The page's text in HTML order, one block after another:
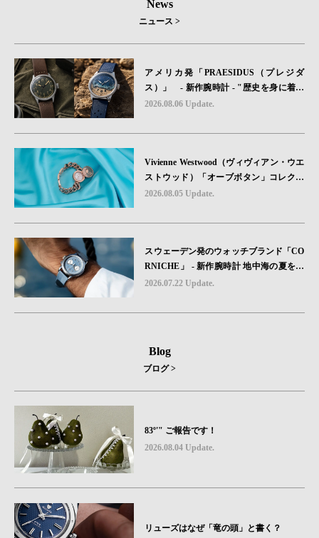
News
ニュース >
アメリカ発「PRAESIDUS（プレジダ
ス）」 - 新作腕時計 - "歴史を身に着け
る“ -戦場を駆け抜けたWillys MBのボンネ
砂を文字盤に閉じ込めた「A-11」コレク
2026.08.06 Update.
Vivienne Westwood（ヴィヴィアン・ウエ
ストウッド）「オーブボタン」コレクシ
ョンに、⽇本限定カラーのローズゴール
2026.08.05 Update.
スウェーデン発のウォッチブランド「CO
RNICHE」 - 新作腕時計 地中海の夏を映
す、爽やかなブルーダイヤル「Heritage C
2026.07.22 Update.
Blog
ブログ >
83º'" ご報告です！
2026.08.04 Update.
リューズはなぜ「竜の頭」と書く？